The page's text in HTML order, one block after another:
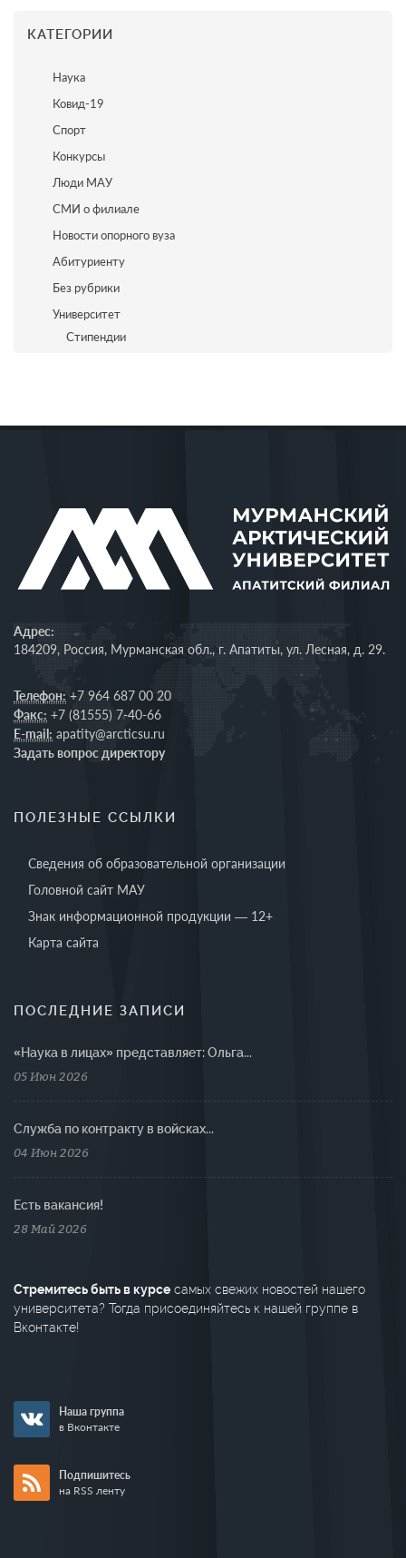
КАТЕГОРИИ
Наука
Ковид-19
Спорт
Конкурсы
Люди МАУ
СМИ о филиале
Новости опорного вуза
Абитуриенту
Без рубрики
Университет
Стипендии
Адрес:
184209, Россия, Мурманская обл., г. Апатиты, ул. Лесная, д. 29.
Телефон: +7 964 687 00 20
Факс: +7 (81555) 7-40-66
E-mail: apatity@arcticsu.ru
Задать вопрос директору
ПОЛЕЗНЫЕ ССЫЛКИ
Сведения об образовательной организации
Головной сайт МАУ
Знак информационной продукции — 12+
Карта сайта
ПОСЛЕДНИЕ ЗАПИСИ
«Наука в лицах» представляет: Ольга...
05 Июн 2026
Cлужба по контракту в войсках...
04 Июн 2026
Есть вакансия!
28 Май 2026
Стремитесь быть в курсе самых свежих новостей нашего
университета? Тогда присоединяйтесь к нашей группе в
Вконтакте!
Наша группа
в Вконтакте
Подпишитесь
на RSS ленту